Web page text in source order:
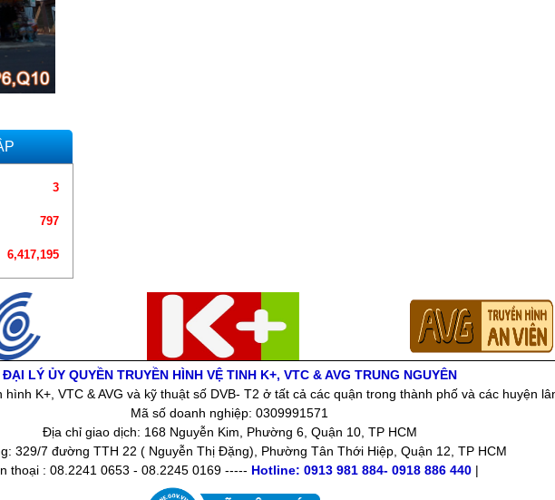
3
797
6,417,195
ĐẠI LÝ ỦY QUYỀN TRUYỀN HÌNH VỆ TINH K+, VTC & AVG TRUNG NGUYÊN
hình K+, VTC & AVG và kỹ thuật số DVB- T2 ở tất cả các quận trong thành phố và các huyện
Mã số doanh nghiệp: 0309991571
Địa chỉ giao dịch: 168 Nguyễn Kim, Phường 6, Quận 10, TP HCM
329/7 đường TTH 22 ( Nguyễn Thị Đặng), Phường Tân Thới Hiệp, Quận 12, TP HCM
thoại : 08.2241 0653 - 08.2245 0169 ----- Hotline: 0913 981 884- 0918 886 440 |